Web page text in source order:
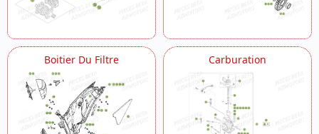
Boitier Du Filtre Carburation